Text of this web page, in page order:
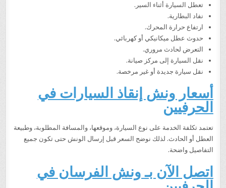
تعطل السيارة أثناء السير.
نفاد البطارية.
ارتفاع حرارة المحرك.
حدوث عطل ميكانيكي أو كهربائي.
التعرض لحادث مروري.
نقل السيارة إلى مركز صيانة.
نقل سيارة جديدة أو غير مرخصة.
أسعار ونش إنقاذ السيارات في
الحرفيين
تعتمد تكلفة الخدمة على نوع السيارة، وموقعها، والمسافة المطلوبة، وطبيعة
العطل أو الحادث. لذلك نوضح السعر قبل إرسال الونش حتى تكون جميع
التفاصيل واضحة.
اتصل الآن بـ ونش الفرسان في